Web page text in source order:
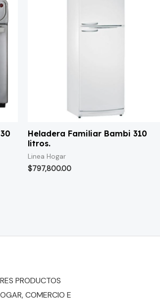
Heladera Familiar Bambi 310
litros.
Linea Hogar
$797,800.00
PRODUCTOS
COMERCIO E